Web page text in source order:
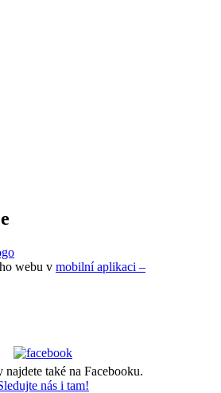
webu v mobilní aplikaci –
také na Facebooku.
nás i tam!